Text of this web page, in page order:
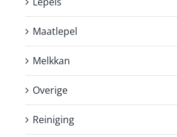
Maatlepel
Melkkan
Overige
Reiniging